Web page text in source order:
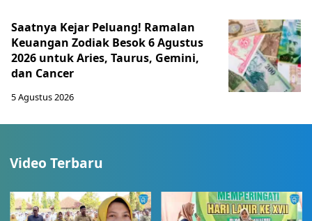
Saatnya Kejar Peluang! Ramalan
Keuangan Zodiak Besok 6 Agustus
2026 untuk Aries, Taurus, Gemini,
dan Cancer
5 Agustus 2026
Video Terbaru